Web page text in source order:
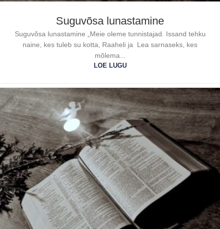
Suguvõsa lunastamine
Suguvõsa lunastamine „Meie oleme tunnistajad. Issand tehku
naine, kes tuleb su kotta, Raaheli ja Lea sarnaseks, kes
mõlema...
LOE LUGU